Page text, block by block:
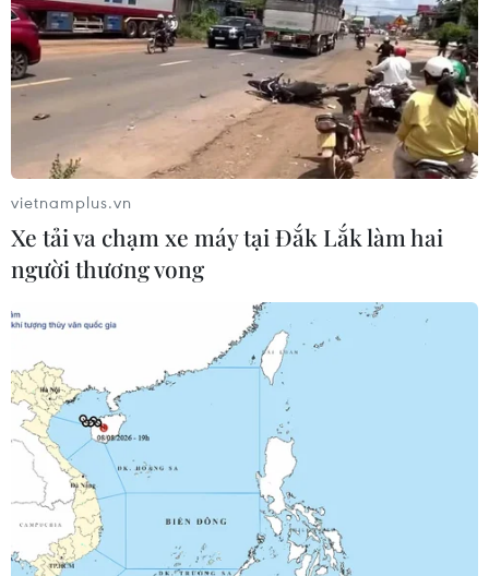
vietnamplus.vn
Xe tải va chạm xe máy tại Đắk Lắk làm hai
người thương vong